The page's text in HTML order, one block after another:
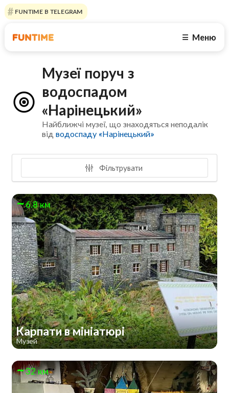
FUNTIME В TELEGRAM
☰ Меню
Музеї поруч з
водоспадом
«Нарінецький»
Найближчі музеї, що знаходяться неподалік
відводоспаду «Нарінецький»
Фільтрувати
6.8 км
Карпати в мініатюрі
Музей
32 км